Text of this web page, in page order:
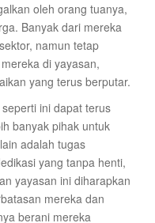
oleh orang tuanya,
Banyak dari mereka
namun tetap
di yayasan,
yang terus berputar.
ini dapat terus
banyak pihak untuk
adalah tugas
yang tanpa henti,
yayasan ini diharapkan
mereka dan
berani mereka